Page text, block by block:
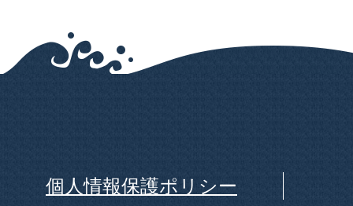
個人情報保護ポリシー